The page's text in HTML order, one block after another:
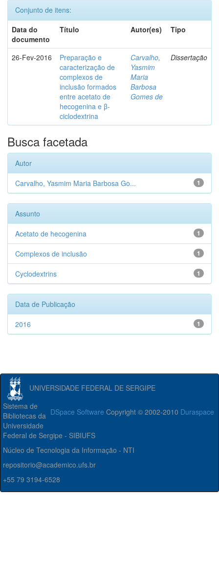
Conjunto de itens:
Data do
documento
Título Autor(es) Tipo
26-Fev-2016
Preparação e
caracterização de
complexos de
inclusão formados
entre acetato de
hecogenina e β-
ciclodextrina
Carvalho,
Yasmim
Maria
Barbosa
Gomes de
Dissertação
Busca facetada
Autor
1
Carvalho, Yasmim Maria Barbosa Go...
Assunto
1
Acetato de hecogenina
1
Complexos de inclusão
1
Cyclodextrins
Data de Publicação
1
2016
UNIVERSIDADE FEDERAL DE SERGIPE
DSpace Software Copyright © 2002-2010 Duraspace
Sistema de
Bibliotecas da
Universidade
Federal de Sergipe - SIBIUFS
Núcleo de Tecnologia da Informação - NTI
repositorio@academico.ufs.br
+55 79 3194-6528